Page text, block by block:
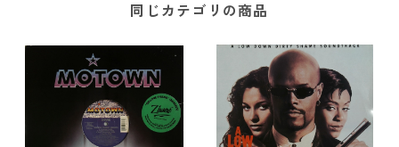
同じカテゴリの商品